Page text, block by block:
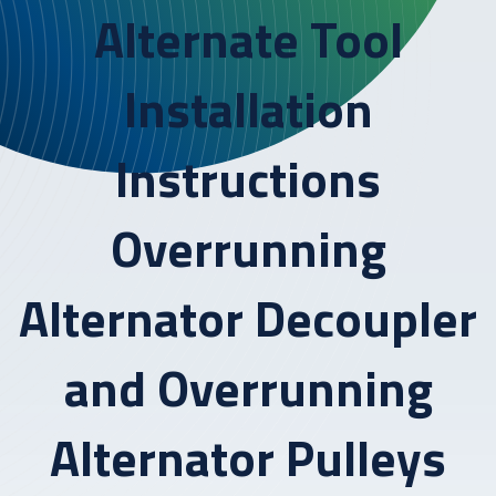
Alternate Tool
Installation
Instructions
Overrunning
Alternator Decoupler
and Overrunning
Alternator Pulleys